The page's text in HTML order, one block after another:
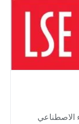
الاصطناعي